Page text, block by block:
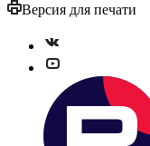
Версия для печати